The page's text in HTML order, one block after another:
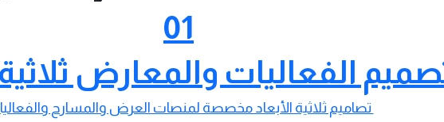
01
الفعاليات والمعارض ثلاثية
تصاميم ثلاثية الأبعاد مخصصة لمنصات العرض والمسارح